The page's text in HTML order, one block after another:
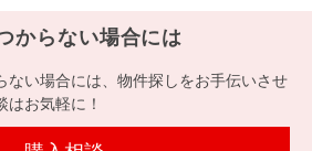
一戸
建て
す
談
組織図
役員一
本社地
からない場合には
ない場合には、物件探しをお手伝いさせ
はお気軽に！